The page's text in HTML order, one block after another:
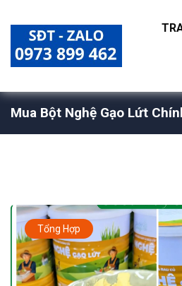
Mua Bột Nghệ Gạo Lứt
Tổng Hợp